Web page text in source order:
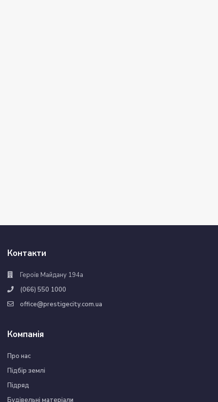
Контакти
Героїв Майдану 194а
(066) 550 1000
office@prestigecity.com.ua
Компанія
Про нас
Підбір землі
Підряд
Будівельні матеріали